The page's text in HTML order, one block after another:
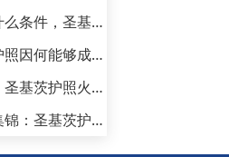
▪ 移民圣基茨需要什么条件，圣基茨移民条件及流程最新解答
▪ 老牌护照圣基茨护照因何能够成为富豪的宠儿？
▪ 圣基茨移民问答：圣基茨护照火爆指数持续上升的原因
▪ 移民圣基茨问题集锦：圣基茨护照可以改名吗？